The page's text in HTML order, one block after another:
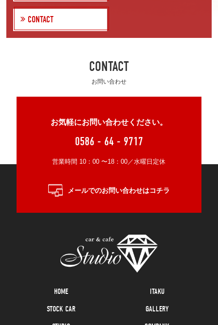
CONTACT
CONTACT
お問い合わせ
お気軽にお問い合わせください。
0586 - 64 - 9717
営業時間 10：00 〜18：00／水曜日定休
メールでのお問い合わせはコチラ
HOME
ITAKU
STOCK CAR
GALLERY